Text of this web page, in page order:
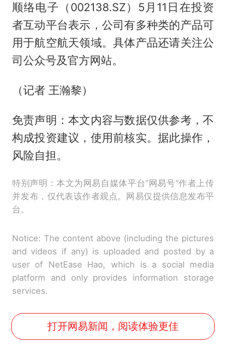
顺络电子（002138.SZ）5月11日在投资
者互动平台表示，公司有多种类的产品可
用于航空航天领域。具体产品还请关注公
司公众号及官方网站。
（记者 王瀚黎）
免责声明：本文内容与数据仅供参考，不
构成投资建议，使用前核实。据此操作，
风险自担。
特别声明：本文为网易自媒体平台“网易号”作者上传
并发布，仅代表该作者观点。网易仅提供信息发布平
台。
Notice: The content above (including the pictures
and videos if any) is uploaded and posted by a
user of NetEase Hao, which is a social media
platform and only provides information storage
services.
打开网易新闻，阅读体验更佳